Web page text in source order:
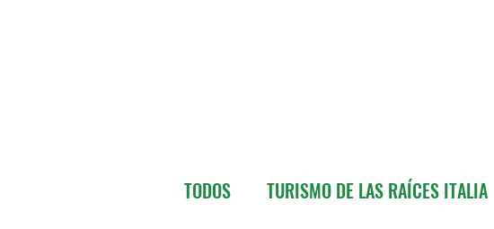
TODOS TURISMO DE LAS RAÍCES ITALIA